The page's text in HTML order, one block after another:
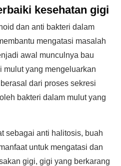
kesehatan gigi
dan anti bakteri dalam
mengatasi masalah
awal munculnya bau
mulut yang mengeluarkan
dari proses sekresi
bakteri dalam mulut yang
sebagai anti halitosis, buah
untuk mengatasi dan
gigi, gigi yang berkarang